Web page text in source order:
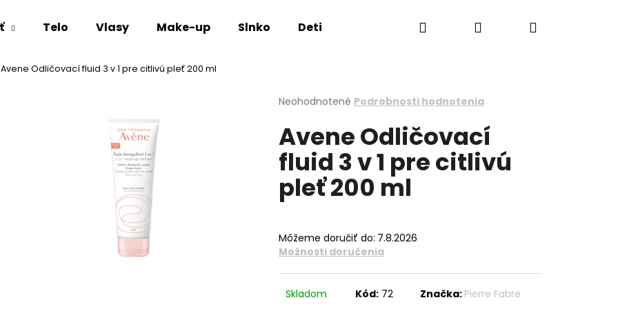
Telo Vlasy Make-up Slnko Deti Esthederm showroom Obchodné
Hľadať PrihlásenieNákupný
Avene Odličovací fluid 3 v 1 pre citlivú pleť 200 ml
Priemerné
produktu
je
0,0
5
hviezdičiek.
Neohodnotené Podrobnosti hodnotenia
Avene Odličovací
fluid 3 v 1 pre citlivú
pleť 200 ml
Môžeme doručiť do: 7.8.2026
Možnosti doručenia
Skladom Kód: 72 Značka: Pierre Fabre
Čo potrebujete nájsť?
Odporúčame